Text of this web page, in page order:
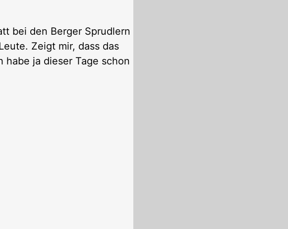
bei den Berger Sprudlern
Zeigt mir, dass das
ja dieser Tage schon